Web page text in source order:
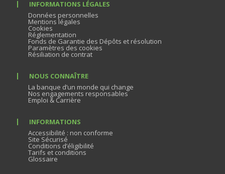
INFORMATIONS LÉGALES
Données personnelles
Mentions légales
Cookies
Réglementation
Fonds de Garantie des Dépôts et résolution
Paramètres des cookies
Résiliation de contrat
NOUS CONNAÎTRE
La banque d’un monde qui change
Nos engagements responsables
Emploi & Carrière
INFORMATIONS
Accessibilité : non conforme
Site Sécurisé
Conditions d’éligibilité
Tarifs et conditions
Glossaire